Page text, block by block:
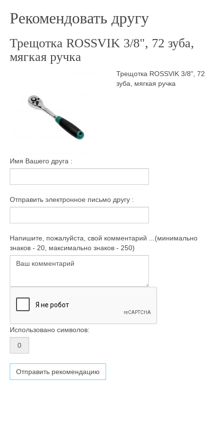
Рекомендовать другу
Трещотка ROSSVIK 3/8", 72 зуба,
мягкая ручка
Трещотка ROSSVIK 3/8", 72
зуба, мягкая ручка
Имя Вашего друга :
Отправить электронное письмо другу :
Напишите, пожалуйста, свой комментарий ...(минимально
знаков - 20, максимально знаков - 250)
Использовано символов: